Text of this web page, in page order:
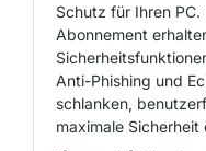
Schutz für Ihren
Abonnement
Anti-Phishing und
schlanken,
maximale